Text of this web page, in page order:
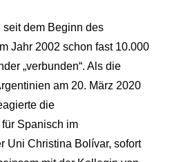
dem Beginn des
Jahr 2002 schon fast 10.000
„verbunden“. Als die
am 20. März 2020
die
Spanisch im
Uni Christina Bolívar, sofort